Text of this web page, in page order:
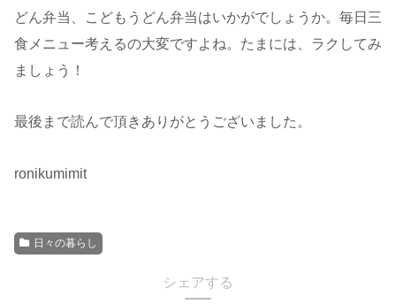
どん弁当、こどもうどん弁当はいかがでしょうか。毎日三
食メニュー考えるの大変ですよね。たまには、ラクしてみ
ましょう！
最後まで読んで頂きありがとうございました。
ronikumimit
日々の暮らし
シェアする